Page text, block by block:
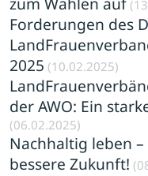
Forderungen des
2025 (10.02.2025)
der AWO: Ein
(06.02.2025)
Nachhaltig leben
bessere Zukunft!